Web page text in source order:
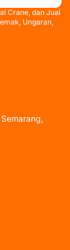
Crane, dan Jual
Ungaran,